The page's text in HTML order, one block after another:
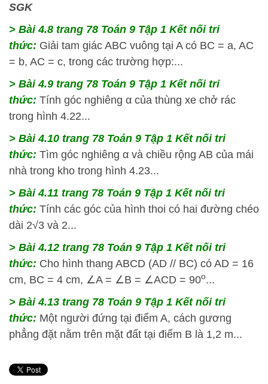
SGK
> Bài 4.8 trang 78 Toán 9 Tập 1 Kết nối tri
thức: Giải tam giác ABC vuông tại A có BC = a, AC
= b, AC = c, trong các trường hợp:...
> Bài 4.9 trang 78 Toán 9 Tập 1 Kết nối tri
thức: Tính góc nghiêng α của thùng xe chở rác
trong hình 4.22...
> Bài 4.10 trang 78 Toán 9 Tập 1 Kết nối tri
thức: Tìm góc nghiêng α và chiều rộng AB của mái
nhà trong kho trong hình 4.23...
> Bài 4.11 trang 78 Toán 9 Tập 1 Kết nối tri
thức: Tính các góc của hình thoi có hai đường chéo
dài 2√3 và 2...
> Bài 4.12 trang 78 Toán 9 Tập 1 Kết nối tri
thức: Cho hình thang ABCD (AD // BC) có AD = 16
cm, BC = 4 cm, ∠A = ∠B = ∠ACD = 90o...
> Bài 4.13 trang 78 Toán 9 Tập 1 Kết nối tri
thức: Một người đứng tại điểm A, cách gương
phẳng đặt nằm trên mặt đất tại điểm B là 1,2 m...